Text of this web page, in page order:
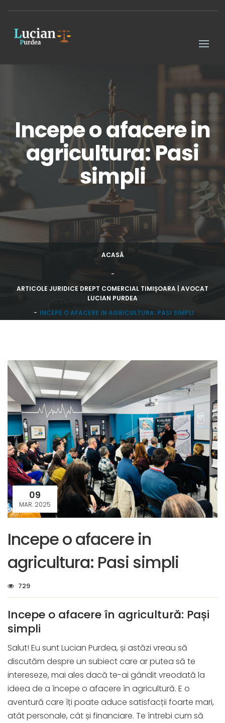
Incepe o afacere in
agricultura: Pasi
simpli
ACASĂ
ARTICOLE JURIDICE DREPT COMERCIAL TIMIȘOARA | AVOCAT
LUCIAN PURDEA
INCEPE O AFACERE IN AGRICULTURA: PASI SIMPLI
09
MAR. 2025
Incepe o afacere in
agricultura: Pasi simpli
729
Incepe o afacere în agricultură: Pași
simpli
Salut! Eu sunt Lucian Purdea, și astăzi vreau să
discutăm despre un subiect care ar putea să te
intereseze, mai ales dacă te-ai gândit vreodată la
ideea de a începe o afacere în agricultură. E o
aventură care îți poate aduce satisfacții foarte mari,
atât personale, cât și financiare. Te întrebi cum să